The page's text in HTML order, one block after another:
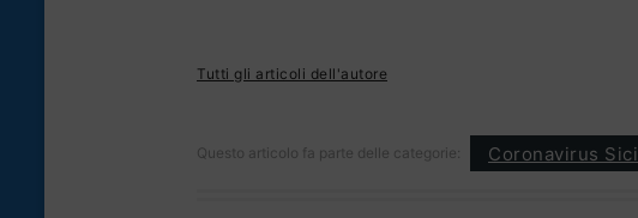
Tutti gli articoli dell'autore
Questo articolo fa parte delle categorie: Coronavirus